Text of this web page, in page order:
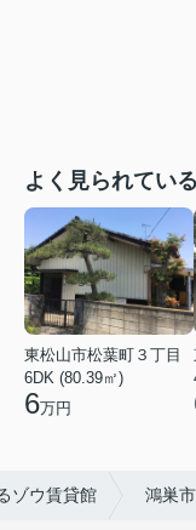
よく見られてい
東松山市松葉町３丁目
6DK (80.39㎡)
6万円
ゾウ賃貸館 鴻巣